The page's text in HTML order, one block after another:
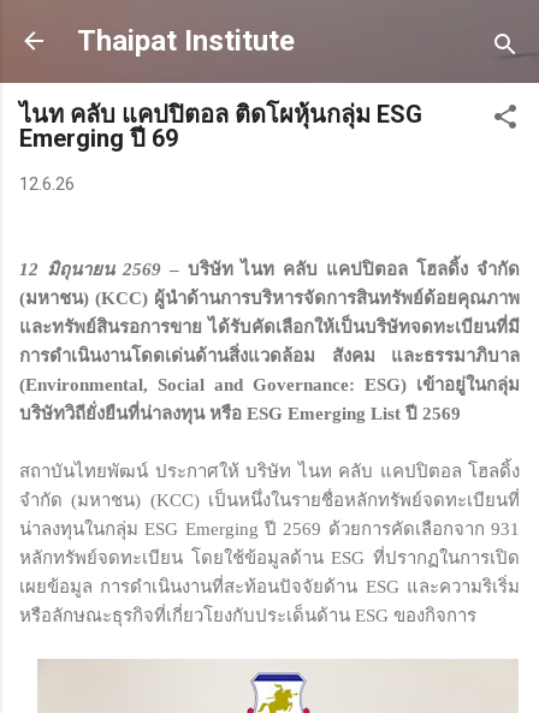
Skip to main content
Thaipat Institute
ไนท คลับ แคปปิตอล ติดโผหุ้นกลุ่ม ESG
Emerging ปี 69
12.6.26
12 มิถุนายน 2569– บริษัท ไนท คลับ แคปปิตอล โฮลดิ้ง จำกัด
(มหาชน) (KCC) ผู้นำด้านการบริหารจัดการสินทรัพย์ด้อยคุณภาพ
และทรัพย์สินรอการขาย ได้รับคัดเลือกให้เป็นบริษัทจดทะเบียนที่มี
การดำเนินงานโดดเด่นด้านสิ่งแวดล้อม สังคม และธรรมาภิบาล
(Environmental, Social and Governance: ESG) เข้าอยู่ในกลุ่ม
บริษัทวิถียั่งยืนที่น่าลงทุน หรือ ESG Emerging List ปี 2569
สถาบันไทยพัฒน์ ประกาศให้ บริษัท ไนท คลับ แคปปิตอล โฮลดิ้ง
จำกัด (มหาชน) (KCC) เป็นหนึ่งในรายชื่อหลักทรัพย์จดทะเบียนที่
น่าลงทุนในกลุ่ม ESG Emerging ปี 2569 ด้วยการคัดเลือกจาก 931
หลักทรัพย์จดทะเบียน โดยใช้ข้อมูลด้าน ESG ที่ปรากฏในการเปิด
เผยข้อมูล การดำเนินงานที่สะท้อนปัจจัยด้าน ESG และความริเริ่ม
หรือลักษณะธุรกิจที่เกี่ยวโยงกับประเด็นด้าน ESG ของกิจการ